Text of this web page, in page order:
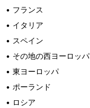
• フランス
• イタリア
• スペイン
• その地の西ヨーロッパ
• 東ヨーロッパ
• ポーランド
• ロシア